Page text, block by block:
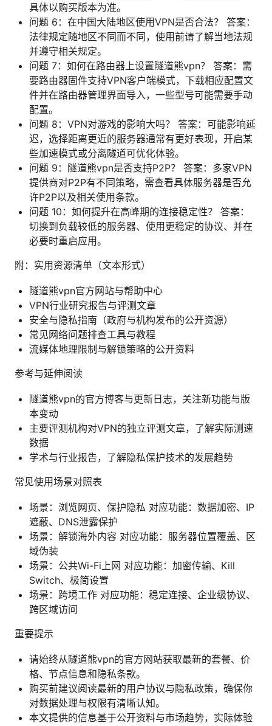
具体以购买版本为准。
问题 6：在中国大陆地区使用VPN是否合法？ 答案：
法律规定随地区不同而不同，使用前请了解当地法规
并遵守相关规定。
问题 7：如何在路由器上设置隧道熊vpn？ 答案：需
要路由器固件支持VPN客户端模式，下载相应配置文
件并在路由器管理界面导入，一些型号可能需要手动
配置。
问题 8：VPN对游戏的影响大吗？ 答案：可能影响延
迟，选择距离更近的服务器通常有更好表现，开启某
些加速模式或分离隧道可优化体验。
问题 9：隧道熊vpn是否支持P2P？ 答案：多家VPN
提供商对P2P有不同策略，需查看具体服务器是否允
许P2P以及相关使用条款。
问题 10：如何提升在高峰期的连接稳定性？ 答案：
切换到负载较低的服务器、使用更稳定的协议、并在
必要时重启应用。
附：实用资源清单（文本形式）
隧道熊vpn官方网站与帮助中心
VPN行业研究报告与评测文章
安全与隐私指南（政府与机构发布的公开资源）
常见网络问题排查工具与教程
流媒体地理限制与解锁策略的公开资料
参考与延伸阅读
隧道熊vpn的官方博客与更新日志，关注新功能与版
本变动
主要评测机构对VPN的独立评测文章，了解实际测速
数据
学术与行业报告，了解隐私保护技术的发展趋势
常见使用场景对照表
场景：浏览网页、保护隐私 对应功能：数据加密、IP
遮蔽、DNS泄露保护
场景：解锁海外内容 对应功能：服务器位置覆盖、区
域伪装
场景：公共Wi-Fi上网 对应功能：加密传输、Kill
Switch、极简设置
场景：跨境工作 对应功能：稳定连接、企业级协议、
跨区域访问
重要提示
请始终从隧道熊vpn的官方网站获取最新的套餐、价
格、节点信息和隐私条款。
购买前建议阅读最新的用户协议与隐私政策，确保你
对数据处理与权限有清晰认知。
本文提供的信息基于公开资料与市场趋势，实际体验